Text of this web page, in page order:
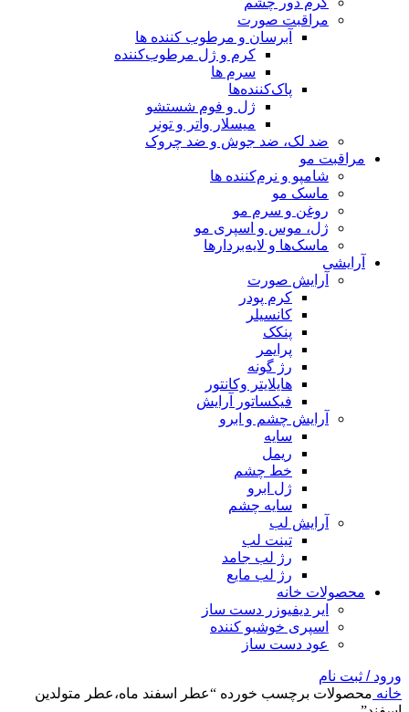
مراقبت صورت
آبرسان و مرطوب کننده ها
کرم و ژل مرطوب‌کننده
سرم ها
پاک‌کننده‌ها
ژل و فوم شستشو
میسلار واتر و تونر
ضد لک، ضد جوش و ضد چروک
مراقبت مو
شامپو و نرم‌کننده ها
ماسک مو
روغن و سرم مو
ژل، موس و اسپری مو
ماسک‌ها و لایه‌بردارها
آرایشی
آرایش صورت
کرم پودر
کانسیلر
پنکک
پرایمر
رژ گونه
هایلایتر وکانتور
فیکساتور آرایش
آرایش چشم و ابرو
سایه
ریمل
خط چشم
ژل ابرو
سایه چشم
آرایش لب
تینت لب
رژ لب جامد
رژ لب مایع
محصولات خانه
ایر دیفیوزر دست ساز
اسپری خوشبو کننده
عود دست ساز
ورود / ثبت نام
خانه محصولات برچسب خورده “عطر اسفند ماه،عطر متولدین